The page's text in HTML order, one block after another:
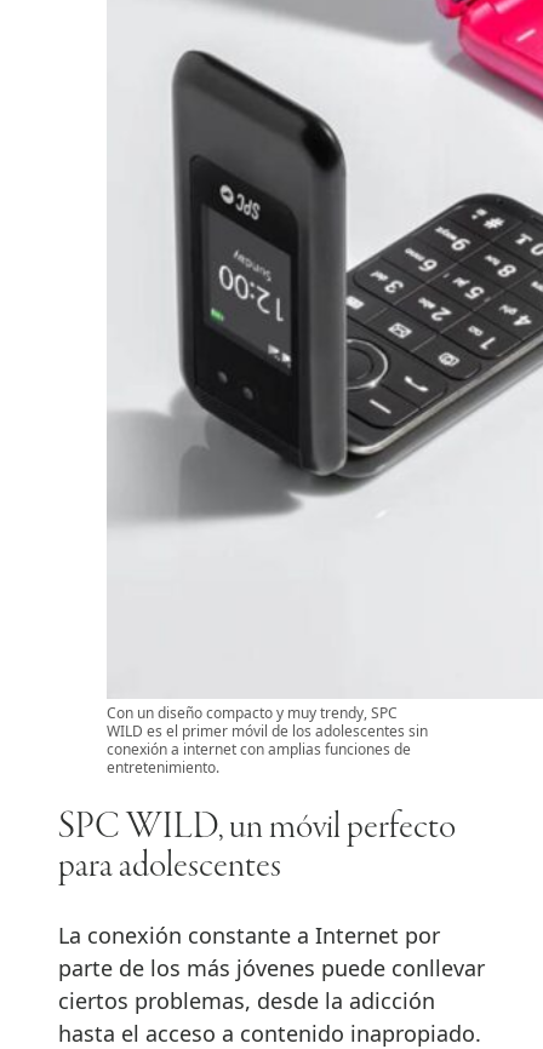
Con un diseño compacto y muy trendy, SPC
WILD es el primer móvil de los adolescentes sin
conexión a internet con amplias funciones de
entretenimiento.
SPC WILD, un móvil perfecto
para adolescentes
La conexión constante a Internet por
parte de los más jóvenes puede conllevar
ciertos problemas, desde la adicción
hasta el acceso a contenido inapropiado.